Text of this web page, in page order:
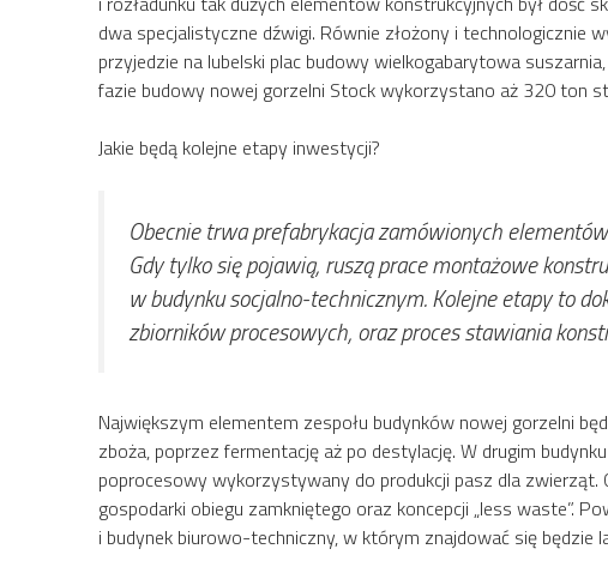
dwa specjalistyczne dźwigi. Równie złożony i technologicznie
przyjedzie na lubelski plac budowy wielkogabarytowa
fazie budowy nowej gorzelni Stock wykorzystano aż 320 ton
Jakie będą kolejne etapy inwestycji?
Obecnie trwa prefabrykacja zamówionych
Gdy tylko się pojawią, ruszą prace montażowe
w budynku socjalno-technicznym. Kolejne etapy to
zbiorników procesowych, oraz proces stawiania
Największym elementem zespołu budynków nowej gorzelni
zboża, poprzez fermentację aż po destylację. W drugim
poprocesowy wykorzystywany do produkcji pasz dla
gospodarki obiegu zamkniętego oraz koncepcji „less waste”.
i budynek biurowo-techniczny, w którym znajdować się będzie